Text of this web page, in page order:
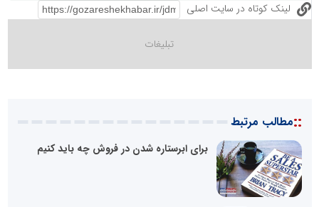
لینک کوتاه در سایت اصلی
::مطالب مرتبط
برای ابرستاره شدن در فروش چه باید کنیم